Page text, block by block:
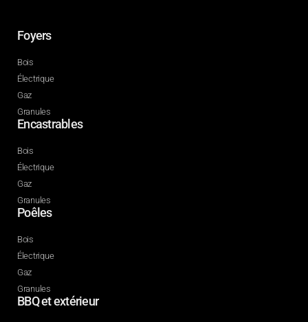
Foyers
Bois
Électrique
Gaz
Granules
Encastrables
Bois
Électrique
Gaz
Granules
Poêles
Bois
Électrique
Gaz
Granules
BBQ et extérieur